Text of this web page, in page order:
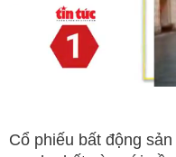
Cổ phiếu bất động